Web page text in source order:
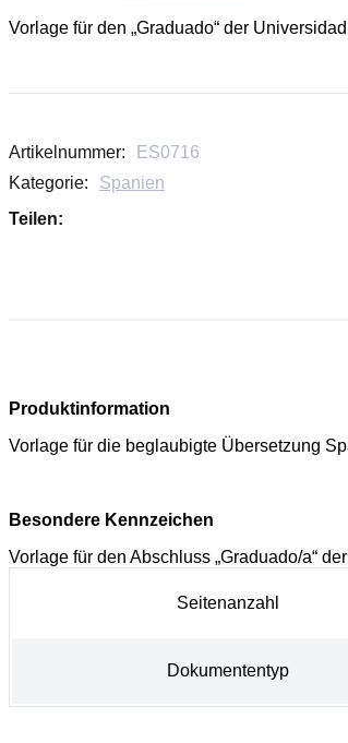
Vorlage für den „Graduado“ der
Artikelnummer:
ES0716
Kategorie:
Spanien
Teilen:
Produktinformation
Vorlage für die beglaubigte Übersetzung
Besondere Kennzeichen
Vorlage für den Abschluss „Graduado/a“
Seitenanzahl
Dokumententyp